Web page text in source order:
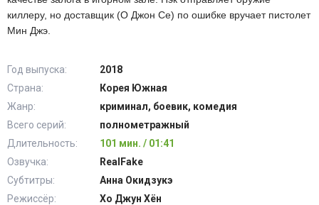
киллеру, но доставщик (О Джон Се) по ошибке вручает пистолет
Мин Джэ.
Год выпуска:
2018
Страна:
Корея Южная
Жанр:
криминал, боевик, комедия
Всего серий:
полнометражный
Длительность:
101 мин. / 01:41
Озвучка:
RealFake
Субтитры:
Анна Окидзукэ
Режиссёр:
Хо Джун Хён